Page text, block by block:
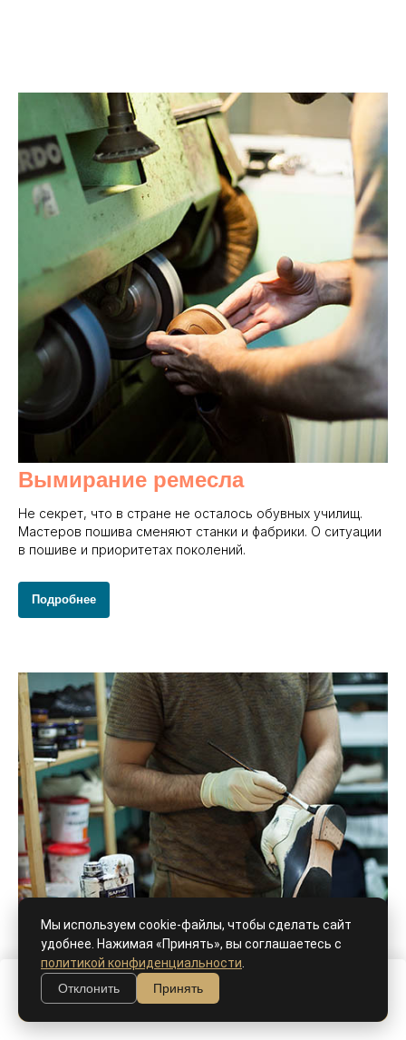
Мы используем cookie-файлы, чтобы сделать сайт
удобнее. Нажимая «Принять», вы соглашаетесь с
политикой конфиденциальности
Отклонить
Принять
В корзину
Вымирание ремесла
Не секрет, что в стране не осталось обувных училищ.
Мастеров пошива сменяют станки и фабрики. О ситуации
в пошиве и приоритетах поколений.
Подробнее